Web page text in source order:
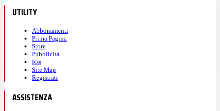
UTILITY
Abbonamenti
Prima Pagina
Store
Pubblicità
Rss
Site Map
Registrati
ASSISTENZA